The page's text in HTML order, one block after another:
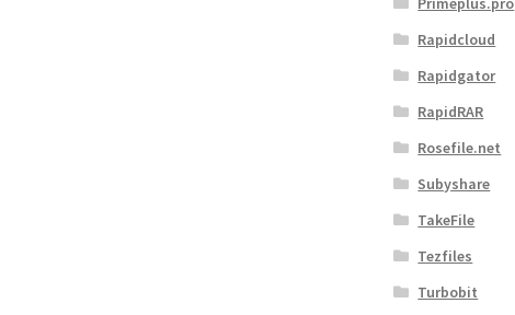
Rapidcloud
Rapidgator
RapidRAR
Rosefile.net
Subyshare
TakeFile
Tezfiles
Turbobit